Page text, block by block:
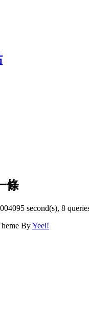
second(s), 8
ByYeei!